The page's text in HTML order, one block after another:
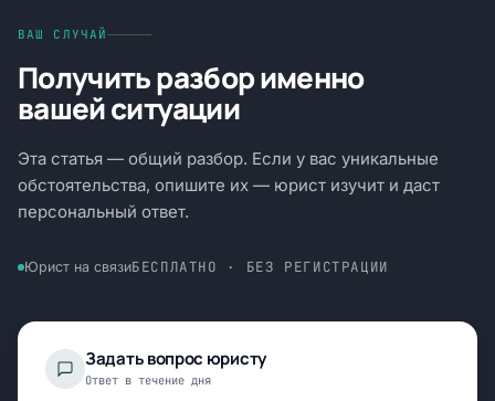
ВАШ СЛУЧАЙ
Получить разбор именно
вашей ситуации
Эта статья — общий разбор. Если у вас уникальные
обстоятельства, опишите их — юрист изучит и даст
персональный ответ.
Юрист на связиБЕСПЛАТНО · БЕЗ РЕГИСТРАЦИИ
Задать вопрос юристу
Ответ в течение дня